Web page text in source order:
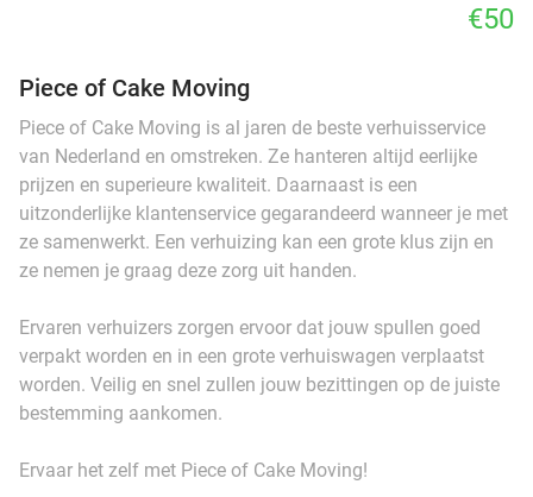
€50
Piece of Cake Moving
Piece of Cake Moving is al jaren de beste verhuisservice
van Nederland en omstreken. Ze hanteren altijd eerlijke
prijzen en superieure kwaliteit. Daarnaast is een
uitzonderlijke klantenservice gegarandeerd wanneer je met
ze samenwerkt. Een verhuizing kan een grote klus zijn en
ze nemen je graag deze zorg uit handen.
Ervaren verhuizers zorgen ervoor dat jouw spullen goed
verpakt worden en in een grote verhuiswagen verplaatst
worden. Veilig en snel zullen jouw bezittingen op de juiste
bestemming aankomen.
Ervaar het zelf met Piece of Cake Moving!